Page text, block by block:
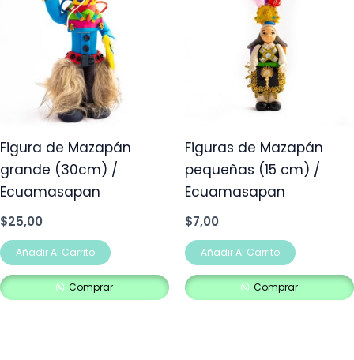
Figura de Mazapán
grande (30cm) /
Ecuamasapan
$25,00
Añadir Al Carrito
Comprar
Figuras de Mazapán
pequeñas (15 cm) /
Ecuamasapan
$7,00
Añadir Al Carrito
Comprar